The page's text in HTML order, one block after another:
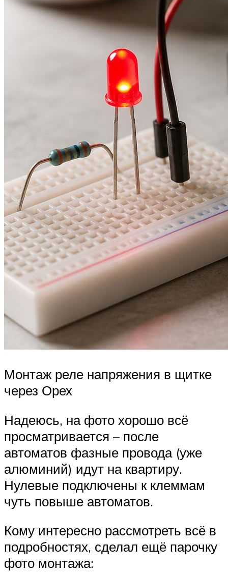
Монтаж реле напряжения в щитке
через Орех
Надеюсь, на фото хорошо всё
просматривается – после
автоматов фазные провода (уже
алюминий) идут на квартиру.
Нулевые подключены к клеммам
чуть повыше автоматов.
Кому интересно рассмотреть всё в
подробностях, сделал ещё парочку
фото монтажа: